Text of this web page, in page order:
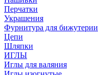
Перчатки
Украшения
Фурнитура для бижутерии
Цепи
Шляпки
ИГЛЫ
Иглы для валяния